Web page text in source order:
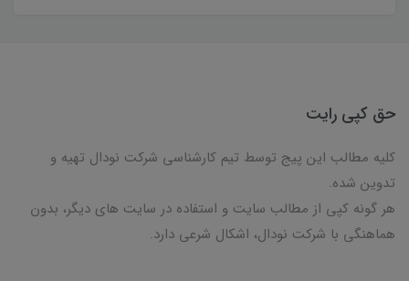
حق کپی رایت
کلیه مطالب این پیج توسط تیم کارشناسی شرکت نودال تهیه و
تدوین شده.
هر گونه کپی از مطالب سایت و استفاده در سایت های دیگر، بدون
هماهنگی با شرکت نودال، اشکال شرعی دارد.